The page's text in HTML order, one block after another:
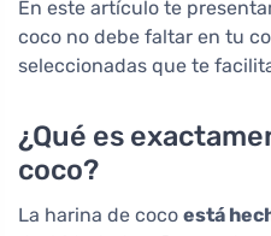
En este artículo te
coco no debe faltar en tu
seleccionadas que te
¿Qué es
coco?
La harina de coco está